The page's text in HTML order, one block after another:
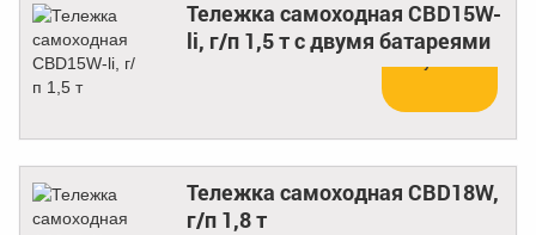
Тележка самоходная CBD15W-
li, г/п 1,5 т с двумя батареями
Купить
Тележка самоходная CBD18W,
г/п 1,8 т